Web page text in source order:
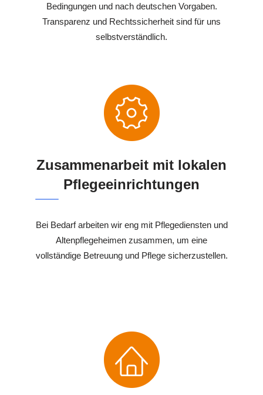
Bedingungen und nach deutschen Vorgaben.
Transparenz und Rechtssicherheit sind für uns
selbstverständlich.
Zusammenarbeit mit lokalen
Pflegeeinrichtungen
Bei Bedarf arbeiten wir eng mit Pflegediensten und
Altenpflegeheimen zusammen, um eine
vollständige Betreuung und Pflege sicherzustellen.